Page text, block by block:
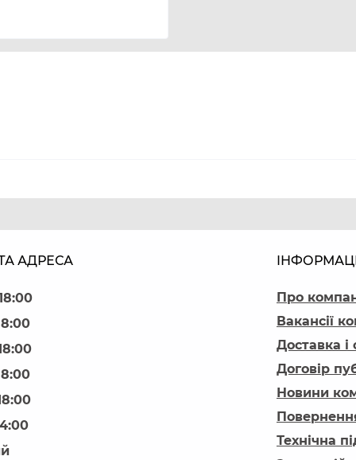
АДРЕСА
Про
Вакансії
Доставка і
Договір
Новини
Технічна